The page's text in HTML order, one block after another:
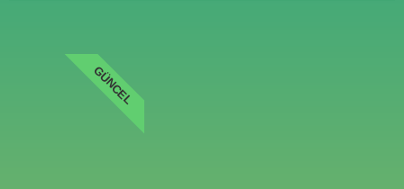
GÜNCEL